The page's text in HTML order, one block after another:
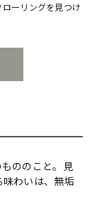
ーリングを見つけ
ののこと。見
味わいは、無垢